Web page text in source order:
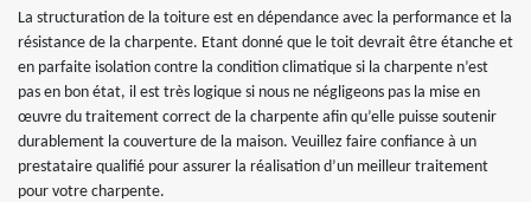
La structuration de la toiture est en dépendance avec la performance et la
résistance de la charpente. Etant donné que le toit devrait être étanche et
en parfaite isolation contre la condition climatique si la charpente n’est
pas en bon état, il est très logique si nous ne négligeons pas la mise en
œuvre du traitement correct de la charpente afin qu’elle puisse soutenir
durablement la couverture de la maison. Veuillez faire confiance à un
prestataire qualifié pour assurer la réalisation d’un meilleur traitement
pour votre charpente.